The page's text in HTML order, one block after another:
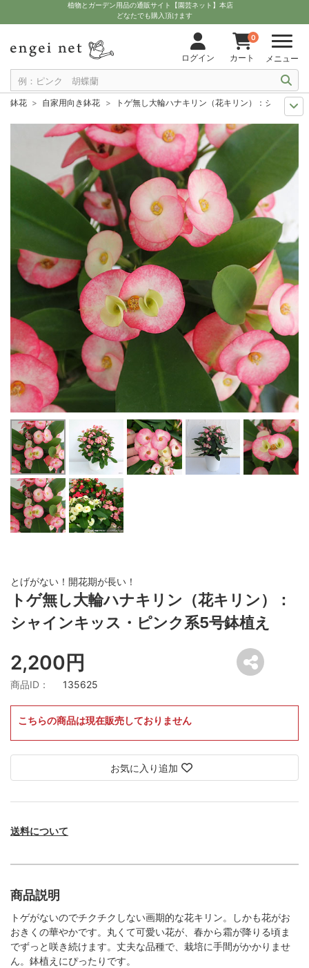
植物とガーデン用品の通販サイト【園芸ネット】本店
どなたでも購入頂けます
ログイン
0
カート メニュー
鉢花 自家用向き鉢花
トゲ無し大輪ハナキリン（花キリン）：シャイン
9月中下旬予約
観葉植物・鉢花 トゲ無し大輪ハナキリン（花キリン）：
とげがない！開花期が長い！
トゲ無し大輪ハナキリン（花キリン）：
シャインキッス・ピンク系5号鉢植え
2,200円
商品ID： 135625
こちらの商品は現在販売しておりません
お気に入り追加
送料について
商品説明
トゲがないのでチクチクしない画期的な花キリン。しかも花がお
おきくの華やかです。丸くて可愛い花が、春から霜が降りる頃ま
でずっと咲き続けます。丈夫な品種で、栽培に手間がかかりませ
ん。鉢植えにぴったりです。